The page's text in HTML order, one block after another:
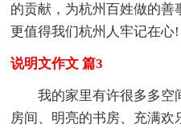
的贡献，为杭州百姓做的善
更值得我们杭州人牢记在心!
说明文作文 篇3
我的家里有许很多多空
房间、明亮的书房、充满